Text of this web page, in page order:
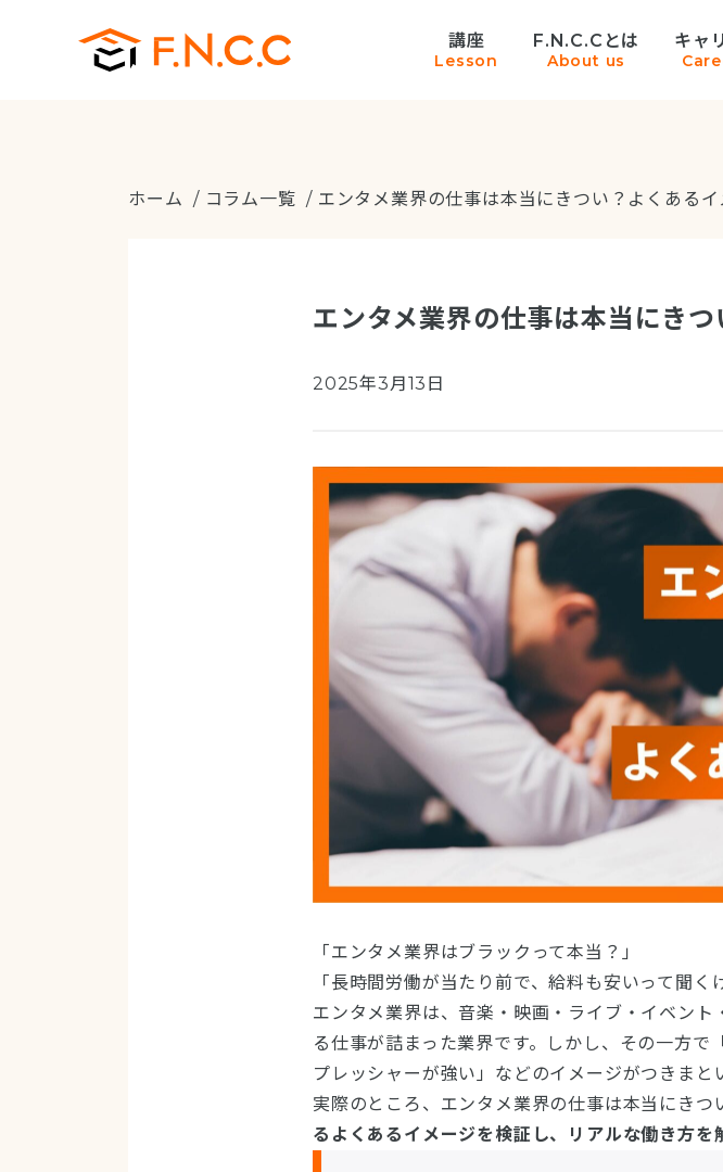
講座
Lesson
F.N.C.Cとは
About us
キャ
ホーム / コラム一覧 / エンタメ業界の仕事は本当にきつい？よくある
エンタメ業界の仕事は本当にき
2025年3月13日
「エンタメ業界はブラックって本当？」
「長時間労働が当たり前で、給料も安いって聞く
エンタメ業界は、音楽・映画・ライブ・イベン
る仕事が詰まった業界です。しかし、その一方
プレッシャーが強い」などのイメージがつきまと
実際のところ、エンタメ業界の仕事は本当にきつ
るよくあるイメージを検証し、リアルな働き方を